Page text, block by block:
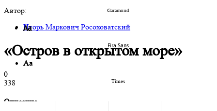
Garamond
Аа
Fira Sans
Аа
Times
Автор:
Игорь Маркович Росоховатский
«Остров в открытом море»
0
338
Описание